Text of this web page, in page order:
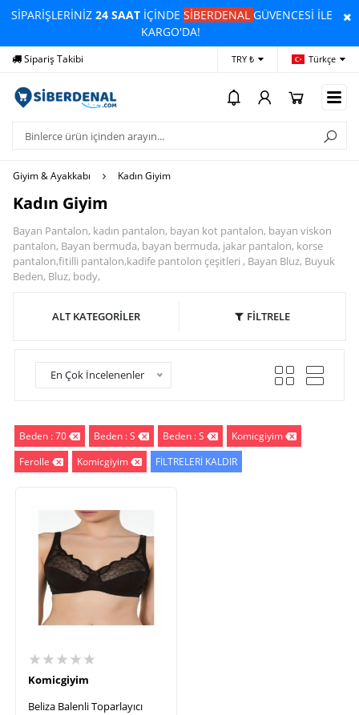
SİPARİŞLERİNİZ24 SAAT İÇİNDESİBERDENALGÜVENCESİ İLE
KARGO'DA!
Sipariş Takibi TRY ₺ Türkçe
Giyim & Ayakkabı Kadın Giyim
Kadın Giyim
Bayan Pantalon, kadın pantalon, bayan kot pantalon, bayan viskon
pantalon, Bayan bermuda, bayan bermuda, jakar pantalon, korse
pantalon,fitilli pantalon,kadife pantolon çeşitleri , Bayan Bluz, Buyuk
Beden, Bluz, body,
ALT KATEGORİLER FİLTRELE
En Çok İncelenenler
Beden : 70 Beden : S Beden : S
Komicgiyim
Ferolle
Komicgiyim FİLTRELERİ KALDIR
★★★★★
Komicgiyim
Beliza Balenli Toparlayıcı